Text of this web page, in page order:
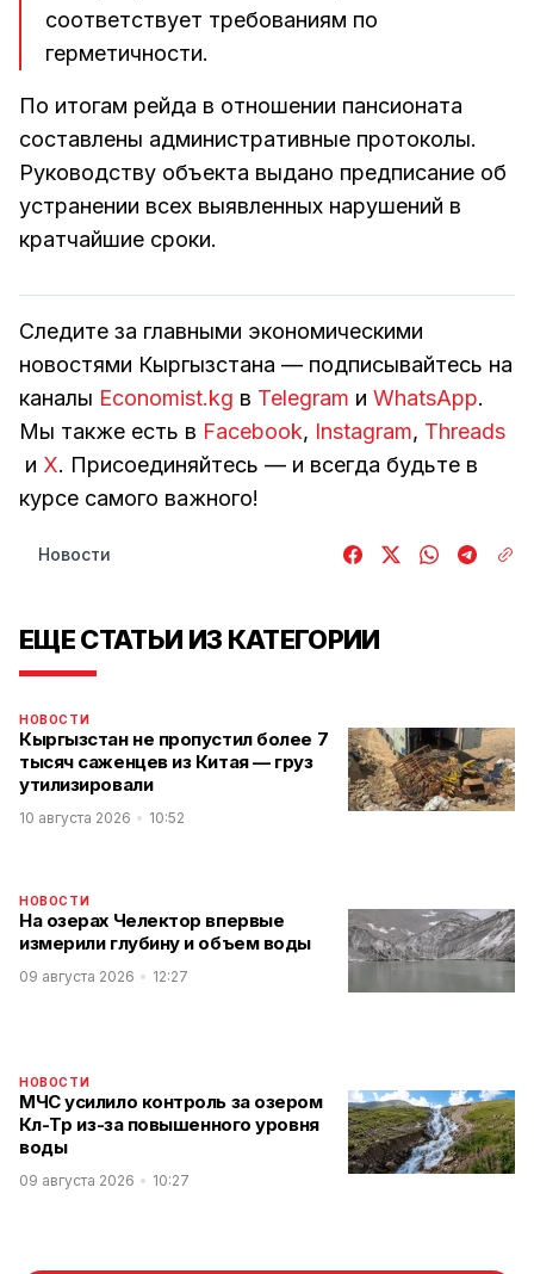
соответствует требованиям по
герметичности.
По итогам рейда в отношении пансионата
составлены административные протоколы.
Руководству объекта выдано предписание об
устранении всех выявленных нарушений в
кратчайшие сроки.
Следите за главными экономическими
новостями Кыргызстана — подписывайтесь на
каналы Economist.kg в Telegram и WhatsApp.
Мы также есть в Facebook, Instagram, Threads
и Х. Присоединяйтесь — и всегда будьте в
курсе самого важного!
Новости
ЕЩЕ СТАТЬИ ИЗ КАТЕГОРИИ
НОВОСТИ
Кыргызстан не пропустил более 7
тысяч саженцев из Китая — груз
утилизировали
10 августа 2026 10:52
НОВОСТИ
На озерах Челектор впервые
измерили глубину и объем воды
09 августа 2026 12:27
НОВОСТИ
МЧС усилило контроль за озером
Көл-Төр из-за повышенного уровня
воды
09 августа 2026 10:27